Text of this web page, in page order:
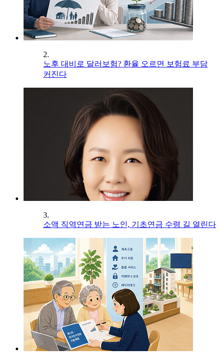
2.
노후 대비로 달러보험? 환율 오르면 보험료 부담
커진다
3.
소액 직역연금 받는 노인, 기초연금 수령 길 열린다